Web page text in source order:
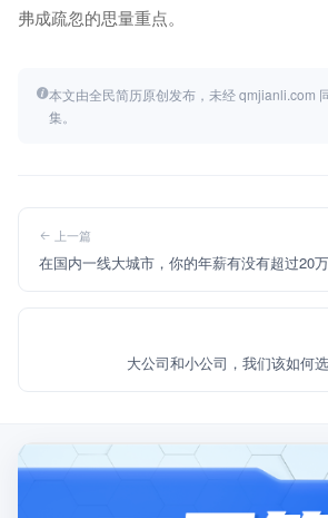
弗成疏忽的思量重点。
本文由全民简历原创发布，未经 qmjianli.com
集。
上一篇
在国内一线大城市，你的年薪有没有超过20
大公司和小公司，我们该如何